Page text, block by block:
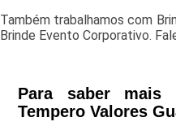
Também trabalhamos com
Brinde Evento Corporativo.
Para saber mais
Tempero Valores